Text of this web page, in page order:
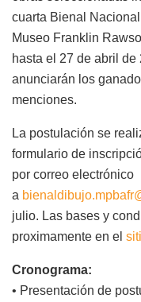
cuarta Bienal
Museo Franklin
hasta el 27 de abril
anunciarán los
menciones.
La postulación se
formulario de
por correo electrónico
a
julio. Las bases y
proximamente en el
Cronograma:
• Presentación de